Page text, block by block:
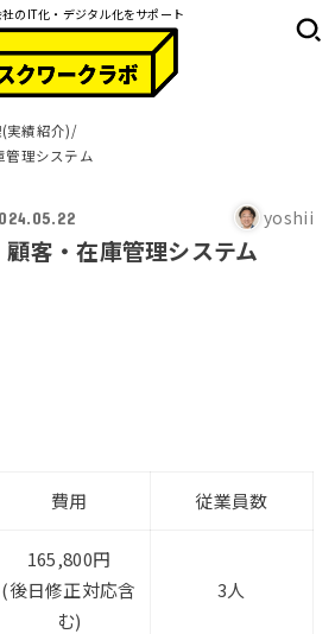
のIT化・デジタル化をサポート
実績紹介)
理システム
yoshii
客・在庫管理システム
費用 従業員数
165,800円
(後日修正対応含
む)
3人